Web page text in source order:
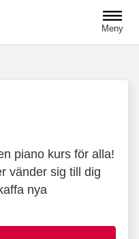
Meny
piano kurs för alla!
vänder sig till dig
nya